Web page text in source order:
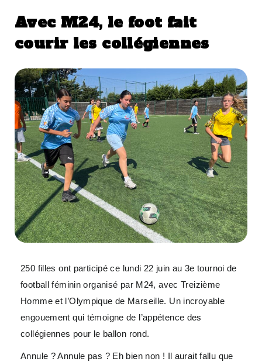
Avec M24, le foot fait
courir les collégiennes
250 filles ont participé ce lundi 22 juin au 3e tournoi de
football féminin organisé par M24, avec Treizième
Homme et l’Olympique de Marseille. Un incroyable
engouement qui témoigne de l’appétence des
collégiennes pour le ballon rond.
Annule ? Annule pas ? Eh bien non ! Il aurait fallu que